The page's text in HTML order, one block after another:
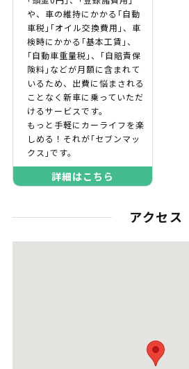
や、車の維持にかかる｢自動
車税｣｢オイル交換費用｣、車
検時にかかる｢基本工賃｣、
｢自動車重量税｣、｢自賠責保
険料｣などが月額に含まれて
いるため、出費に悩まされる
ことなく新車に乗っていただ
けるサービスです。
もっと手軽にカーライフを楽
しめる！それが｢セブンマッ
クス｣です。
詳細はこちら
アクセス